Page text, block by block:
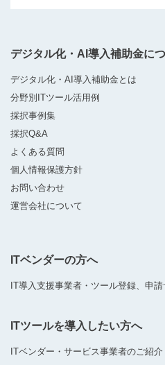
デジタル化・AI導入補助金に
デジタル化・AI導入補助金とは
分野別ITツール活用例
採択事例集
採択Q&A
よくある質問
個人情報保護方針
お問い合わせ
運営会社について
ITベンダーの方へ
IT導入支援事業者・ツール登録、申請
ITツールを導入したい方へ
ITベンダー・サービス事業者のご紹介